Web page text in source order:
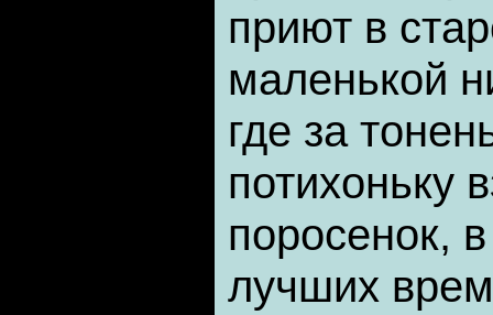
приют в
маленькой
где за
потихоньку
поросенок,
лучших